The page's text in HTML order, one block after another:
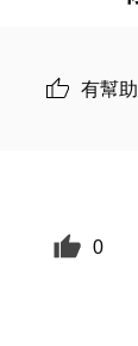
有幫助
0